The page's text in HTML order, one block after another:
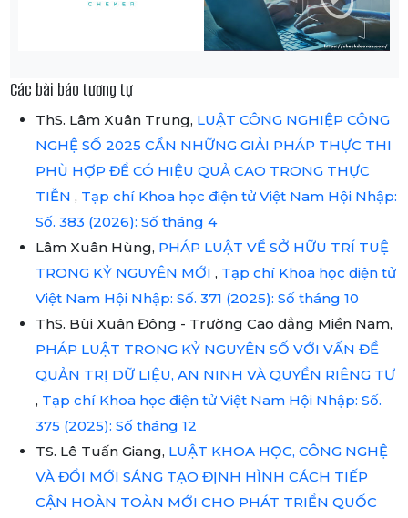
Các bài báo tương tự
ThS. Lâm Xuân Trung, LUẬT CÔNG NGHIỆP CÔNG
NGHỆ SỐ 2025 CẦN NHỮNG GIẢI PHÁP THỰC THI
PHÙ HỢP ĐỂ CÓ HIỆU QUẢ CAO TRONG THỰC
TIỄN , Tạp chí Khoa học điện tử Việt Nam Hội Nhập:
Số. 383 (2026): Số tháng 4
Lâm Xuân Hùng, PHÁP LUẬT VỀ SỞ HỮU TRÍ TUỆ
TRONG KỶ NGUYÊN MỚI , Tạp chí Khoa học điện tử
Việt Nam Hội Nhập: Số. 371 (2025): Số tháng 10
ThS. Bùi Xuân Đông - Trường Cao đẳng Miền Nam,
PHÁP LUẬT TRONG KỶ NGUYÊN SỐ VỚI VẤN ĐỀ
QUẢN TRỊ DỮ LIỆU, AN NINH VÀ QUYỀN RIÊNG TƯ
, Tạp chí Khoa học điện tử Việt Nam Hội Nhập: Số.
375 (2025): Số tháng 12
TS. Lê Tuấn Giang, LUẬT KHOA HỌC, CÔNG NGHỆ
VÀ ĐỔI MỚI SÁNG TẠO ĐỊNH HÌNH CÁCH TIẾP
CẬN HOÀN TOÀN MỚI CHO PHÁT TRIỂN QUỐC